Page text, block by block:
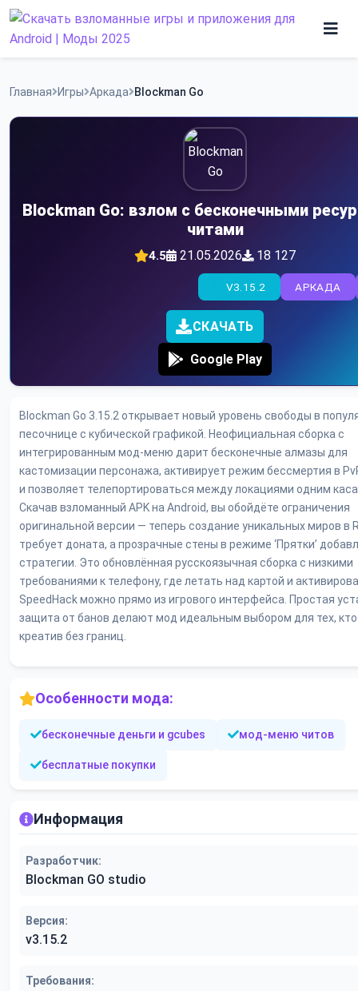
Skip
Программы
Главная Игры Аркада Blockman Go
Blockman Go: взлом с бесконечными
читами
4.5 21.05.2026 18 127
АРКАДА
V3.15.2
СКАЧАТЬ
Google Play
Blockman Go 3.15.2 открывает новый уровень свободы в
песочнице с кубической графикой. Неофициальная сборка с
интегрированным мод-меню дарит бесконечные алмазы для
кастомизации персонажа, активирует режим бессмертия в
и позволяет телепортироваться между локациями одним
Скачав взломанный APK на Android, вы обойдёте ограничения
оригинальной версии — теперь создание уникальных миров в
требует доната, а прозрачные стены в режиме ‘Прятки’
стратегии. Это обновлённая русскоязычная сборка с низкими
требованиями к телефону, где летать над картой и
SpeedHack можно прямо из игрового интерфейса. Простая
защита от банов делают мод идеальным выбором для тех,
креатив без границ.
Особенности мода:
бесконечные деньги и gcubes мод-меню читов
бесплатные покупки
Информация
Разработчик:
Blockman GO studio
Версия:
v3.15.2
Требования: